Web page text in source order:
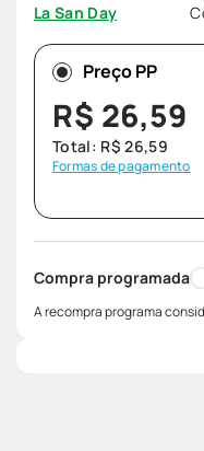
La San Day
Preço PP
R$ 26,59
Total: R$ 26,59
Formas de pagamento
Compra programada
A recompra programa